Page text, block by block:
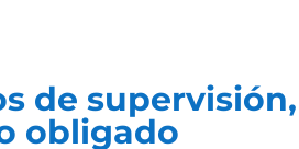
de
obligado